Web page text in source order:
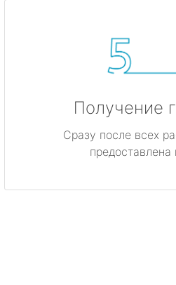
Получение
Сразу после всех
предоставлена